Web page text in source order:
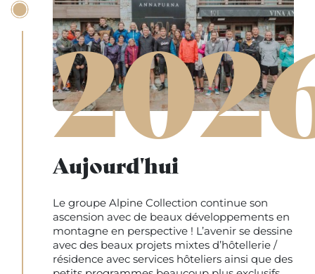
Aujourd'hui
Le groupe Alpine Collection continue son
ascension avec de beaux développements en
montagne en perspective ! L’avenir se dessine
avec des beaux projets mixtes d’hôtellerie /
résidence avec services hôteliers ainsi que des